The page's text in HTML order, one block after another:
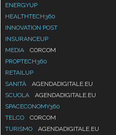
ENERGYUP
HEALTHTECH360
INNOVATION POST
INSURANCEUP
MEDIA
CORCOM
PROPTECH360
RETAILUP
SANITÀ
AGENDADIGITALE.EU
SCUOLA
AGENDADIGITALE.EU
SPACECONOMY360
TELCO
CORCOM
TURISMO
AGENDADIGITALE.EU